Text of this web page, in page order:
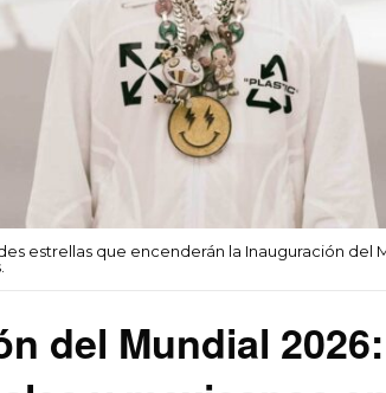
estrellas que encenderán la Inauguración del
del Mundial